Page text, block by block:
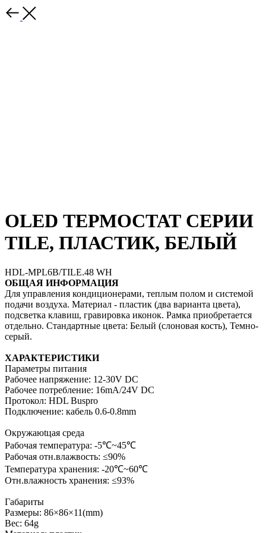
OLED ТЕРМОСТАТ СЕРИИ
TILE, ПЛАСТИК, БЕЛЫЙ
HDL-MPL6B/TILE.48 WH
ОБЩАЯ ИНФОРМАЦИЯ
Для управления кондиционерами, теплым полом и системой
подачи воздуха. Материал - пластик (два варианта цвета),
подсветка клавиш, гравировка иконок. Рамка приобретается
отдельно. Стандартные цвета: Белый (слоновая кость), Темно-
серый.
ХАРАКТЕРИСТИКИ
Параметры питания
Рабочее напряжение: 12-30V DC
Рабочее потребление: 16mA/24V DC
Протокол: HDL Buspro
Подключение: кабель 0.6-0.8mm
Окружаюtцая среда
Рабочая температура: -5℃~45℃
Рабочая отн.влажвость: ≤90%
Температура хранения: -20℃~60℃
Отн.влажность хранения: ≤93%
Габариты
Размеры: 86×86×11(mm)
Вес: 64g